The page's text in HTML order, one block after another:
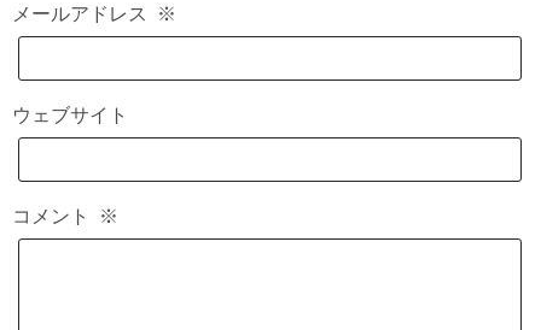
メールアドレス ※
ウェブサイト
コメント ※